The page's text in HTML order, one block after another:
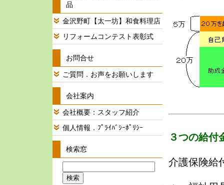
品
金沢野町【太一坊】和食料理店
リフォームコンテスト表彰式
お問合せ
ご質問．お声をお願いします
会社案内
会社概要：スタッフ紹介
個人情報．ﾌﾟﾗｲﾊﾞｼｰﾎﾟﾘｼｰ
検索窓
３つの給付
介護保険給